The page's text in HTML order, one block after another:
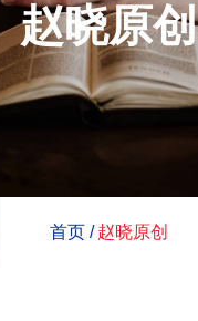
赵晓原创
首页 / 赵晓原创